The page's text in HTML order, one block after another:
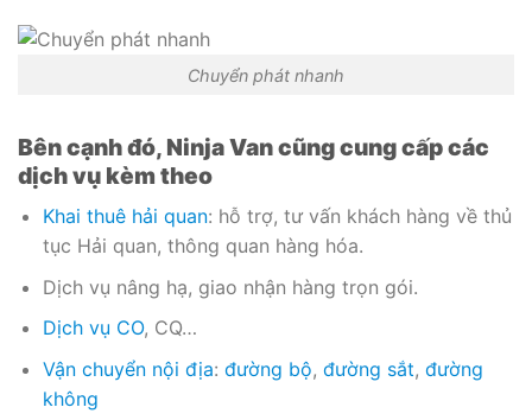
Chuyển phát nhanh
Bên cạnh đó, Ninja Van cũng cung cấp các
dịch vụ kèm theo
Khai thuê hải quan: hỗ trợ, tư vấn khách hàng về thủ
tục Hải quan, thông quan hàng hóa.
Dịch vụ nâng hạ, giao nhận hàng trọn gói.
Dịch vụ CO, CQ…
Vận chuyển nội địa: đường bộ, đường sắt, đường
không